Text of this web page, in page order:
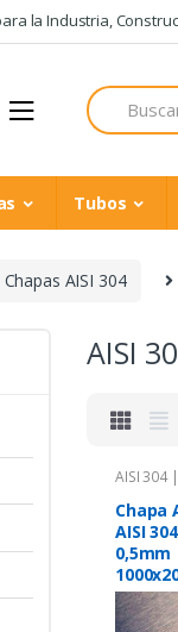
la Industria,
Search
for:
Tubos
Chapas AISI 304
AISI
AISI 304
Chapa
AISI
0,5mm